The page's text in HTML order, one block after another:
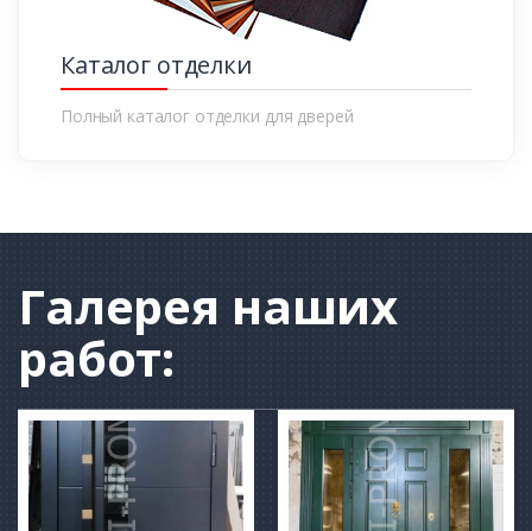
Каталог отделки
Полный каталог отделки для дверей
Галерея наших
работ: